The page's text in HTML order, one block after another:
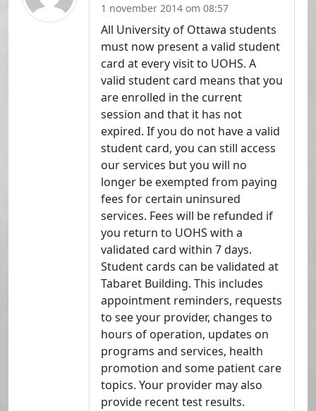
1 november 2014 om 08:57
All University of Ottawa students
must now present a valid student
card at every visit to UOHS. A
valid student card means that you
are enrolled in the current
session and that it has not
expired. If you do not have a valid
student card, you can still access
our services but you will no
longer be exempted from paying
fees for certain uninsured
services. Fees will be refunded if
you return to UOHS with a
validated card within 7 days.
Student cards can be validated at
Tabaret Building. This includes
appointment reminders, requests
to see your provider, changes to
hours of operation, updates on
programs and services, health
promotion and some patient care
topics. Your provider may also
provide recent test results.